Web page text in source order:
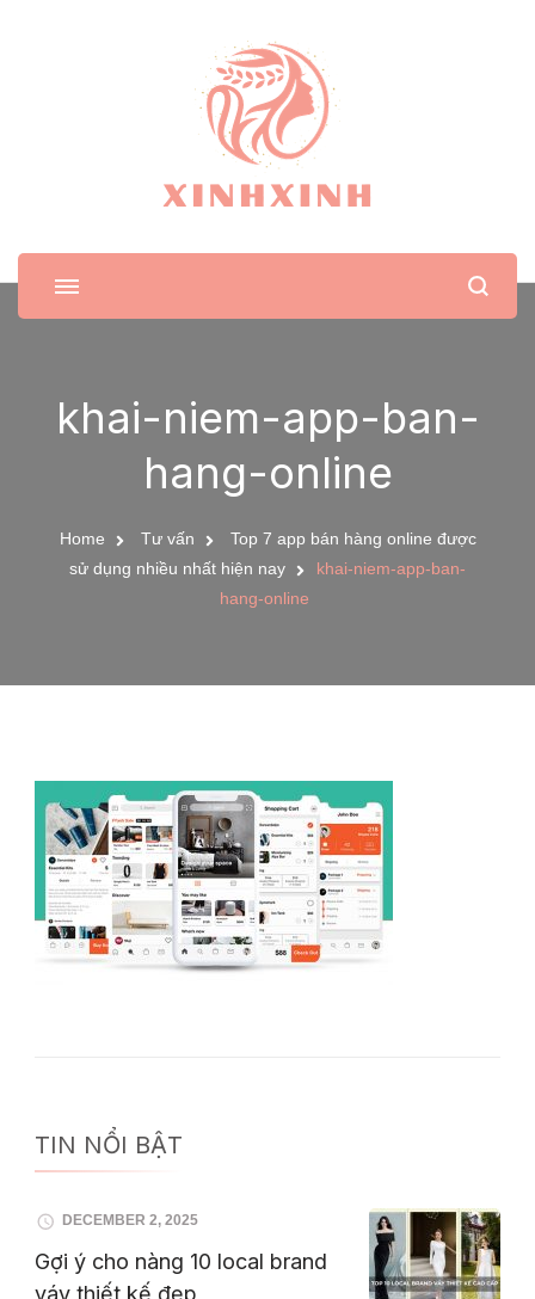
XinhXinh
Trang tin tức cho phái đẹp
khai-niem-app-ban-
hang-online
Home Tư vấn
Top 7 app bán hàng online được
sử dụng nhiều nhất hiện nay
khai-niem-app-ban-
hang-online
TIN NỔI BẬT
DECEMBER 2, 2025
Gợi ý cho nàng 10 local brand